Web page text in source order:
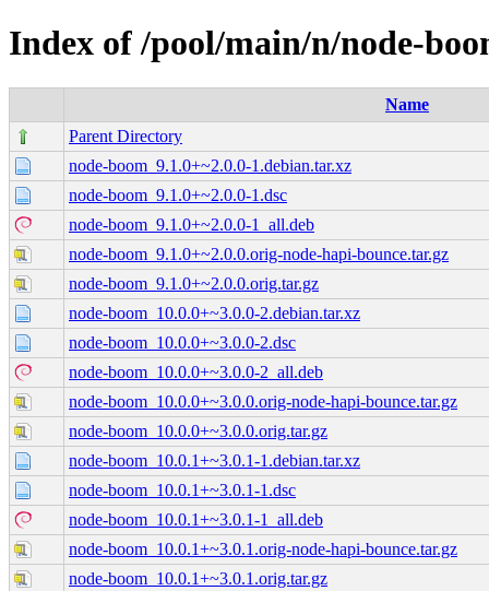
Index of /pool/main/n/node-
Name
Parent Directory
node-boom_9.1.0+~2.0.0-1.debian.tar.xz
node-boom_9.1.0+~2.0.0-1.dsc
node-boom_9.1.0+~2.0.0-1_all.deb
node-boom_9.1.0+~2.0.0.orig-node-hapi-bounce.tar.gz
node-boom_9.1.0+~2.0.0.orig.tar.gz
node-boom_10.0.0+~3.0.0-2.debian.tar.xz
node-boom_10.0.0+~3.0.0-2.dsc
node-boom_10.0.0+~3.0.0-2_all.deb
node-boom_10.0.0+~3.0.0.orig-node-hapi-bounce.tar.gz
node-boom_10.0.0+~3.0.0.orig.tar.gz
node-boom_10.0.1+~3.0.1-1.debian.tar.xz
node-boom_10.0.1+~3.0.1-1.dsc
node-boom_10.0.1+~3.0.1-1_all.deb
node-boom_10.0.1+~3.0.1.orig-node-hapi-bounce.tar.gz
node-boom_10.0.1+~3.0.1.orig.tar.gz